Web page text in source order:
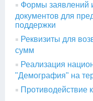
Формы заявлений
документов для
поддержки
Реквизиты для
сумм
Реализация
"Демография" на
Противодействие